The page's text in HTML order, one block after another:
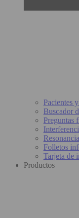
Pacientes
Buscador
Preguntas
Folletos
Tarjeta de
Productos